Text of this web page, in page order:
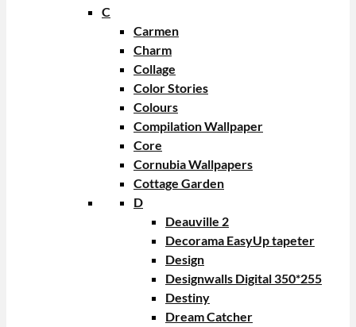
C
Carmen
Charm
Collage
Color Stories
Colours
Compilation Wallpaper
Core
Cornubia Wallpapers
Cottage Garden
D
Deauville 2
Decorama EasyUp tapeter
Design
Designwalls Digital 350*255
Destiny
Dream Catcher